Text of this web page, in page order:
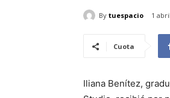
By tuespacio 1
Cuota
Iliana Benítez,